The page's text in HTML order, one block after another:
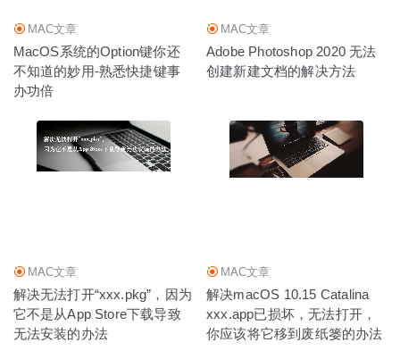
MAC文章
MacOS系统的Option键你还
不知道的妙用-熟悉快捷键事
办功倍
MAC文章
Adobe Photoshop 2020 无法
创建新建文档的解决方法
MAC文章
解决无法打开“xxx.pkg”，因为
它不是从App Store下载导致
无法安装的办法
MAC文章
解决macOS 10.15 Catalina
xxx.app已损坏，无法打开，
你应该将它移到废纸篓的办法